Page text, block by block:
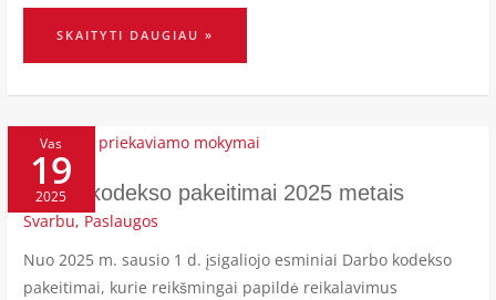
SKAITYTI DAUGIAU »
Vas
19
2025
Darbo kodekso pakeitimai 2025 metais
Svarbu, Paslaugos
Nuo 2025 m. sausio 1 d. įsigaliojo esminiai Darbo kodekso
pakeitimai, kurie reikšmingai papildė reikalavimus
DARBO
KODEKSO
PAKEITIMAI
2025
METAIS